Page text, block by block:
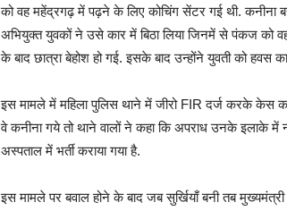
को वह महेंद्रगढ़ में पढ़ने के लिए कोचिंग सेंटर गई थी.
अभियुक्त युवकों ने उसे कार में बिठा लिया जिनमें से पंकज को
के बाद छात्रा बेहोश हो गई. इसके बाद उन्होंने युवती को
इस मामले में महिला पुलिस थाने में जीरो FIR दर्ज करके केस
वे कनीना गये तो थाने वालों ने कहा कि अपराध उनके इलाके में
अस्पताल में भर्ती कराया गया है.
इस मामले पर बवाल होने के बाद जब सुर्खियाँ बनी तब